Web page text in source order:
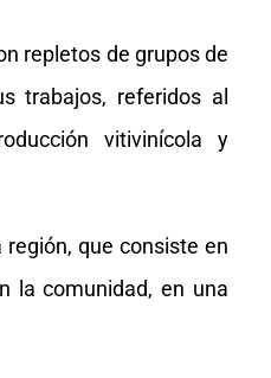
repletos de grupos de
trabajos, referidos al
vitivinícola y
que consiste en
la comunidad, en una